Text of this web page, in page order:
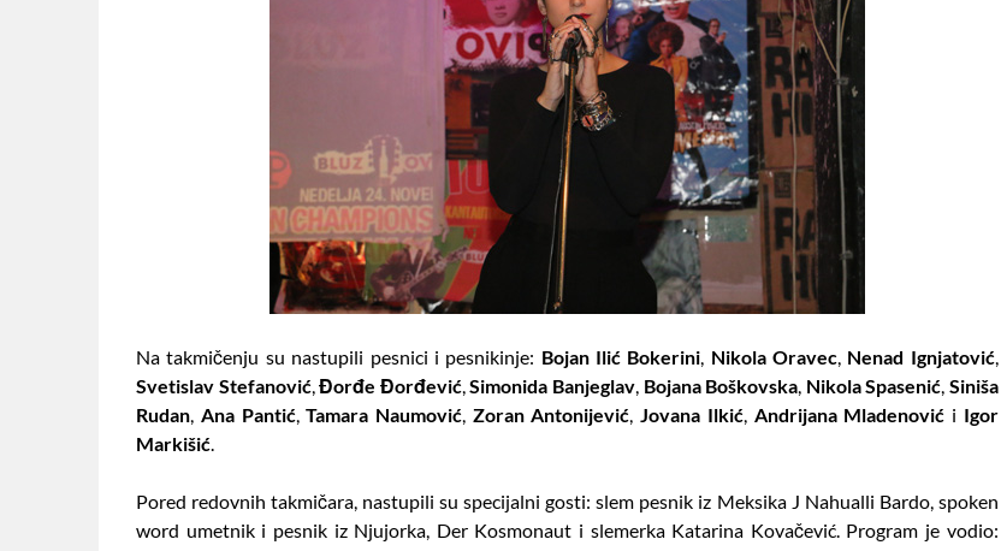
Na takmičenju su nastupili pesnici i pesnikinje: Bojan Ilić Bokerini, Nikola Oravec, Nenad Ignjatović,
Svetislav Stefanović,Đorđe Đorđević,Simonida Banjeglav, Bojana Boškovska, Nikola Spasenić, Siniša
Rudan, Ana Pantić,Tamara Naumović, Zoran Antonijević,Jovana Ilkić, Andrijana Mladenović i Igor
Markišić.
Pored redovnih takmičara, nastupili su specijalni gosti: slem pesnik iz Meksika J Nahualli Bardo, spoken
word umetnik i pesnik iz Njujorka, Der Kosmonaut i slemerka Katarina Kovačević. Program je vodio: